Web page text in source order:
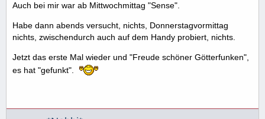
Auch bei mir war ab Mittwochmittag "Sense".
Habe dann abends versucht, nichts, Donnerstagvormittag
nichts, zwischendurch auch auf dem Handy probiert, nichts.
Jetzt das erste Mal wieder und "Freude schöner Götterfunken",
es hat "gefunkt".